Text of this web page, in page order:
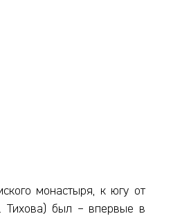
монастыря, к югу от
Тихова) был – впервые в